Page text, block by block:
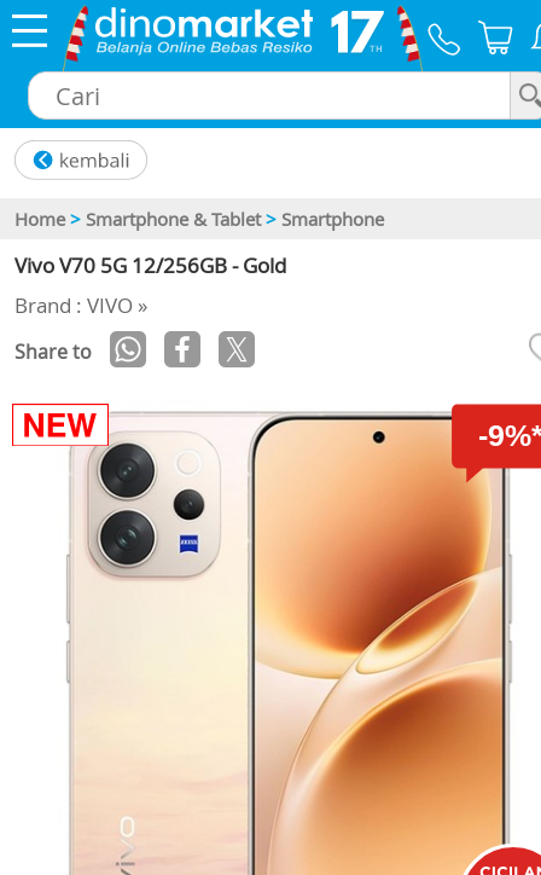
Home > Smartphone & Tablet > Smartphone
Vivo V70 5G 12/256GB - Gold
Brand : VIVO »
Share to
-